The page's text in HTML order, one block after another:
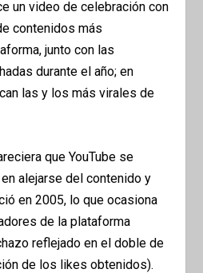
un video de celebración con
contenidos más
junto con las
durante el año; en
las y los más virales de
que YouTube se
alejarse del contenido y
en 2005, lo que ocasiona
de la plataforma
reflejado en el doble de
de los likes obtenidos).